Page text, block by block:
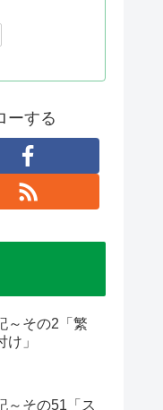
ーする
～その2「繁
」
～その51「ス